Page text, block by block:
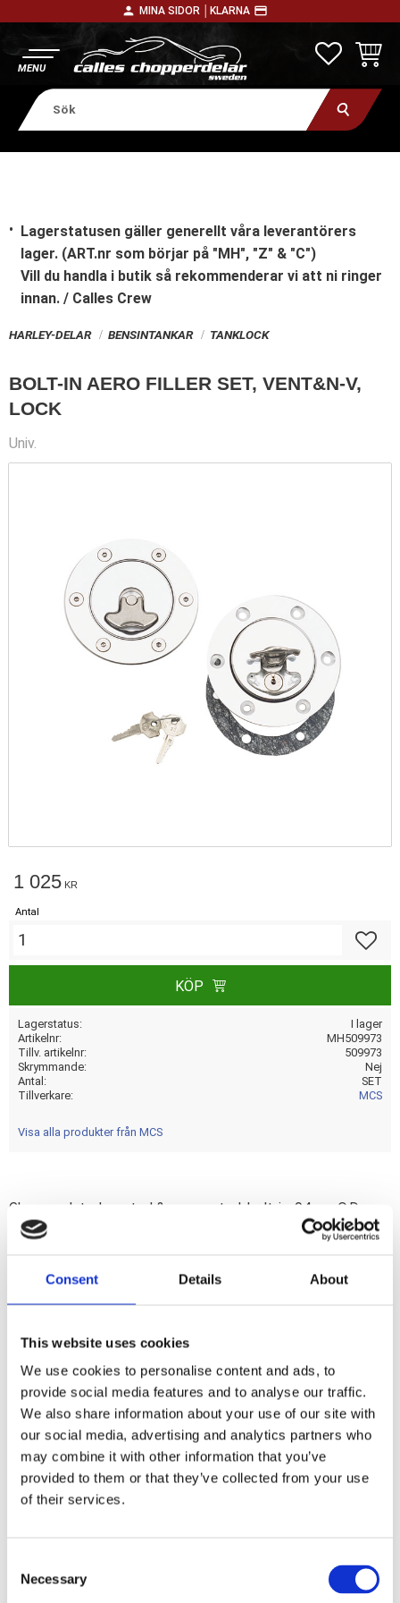
Consent Details About
This website uses cookies
We use cookies to personalise content and ads, to
provide social media features and to analyse our traffic.
We also share information about your use of our site with
our social media, advertising and analytics partners who
may combine it with other information that you’ve
provided to them or that they’ve collected from your use
of their services.
Necessary
person MINA SIDOR │ KLARNA payment
Lagerstatusen gäller generellt våra leverantörers
lager. (ART.nr som börjar på "MH", "Z" & "C")
Vill du handla i butik så rekommenderar vi att ni ringer
innan. / Calles Crew
HARLEY-DELAR BENSINTANKAR TANKLOCK
BOLT-IN AERO FILLER SET, VENT&N-V,
LOCK
Univ.
1 025 KR
Antal
KÖP
Lagerstatus
I lager
Artikelnr
MH509973
Tillv. artikelnr
509973
Skrymmande
Nej
Antal
SET
Tillverkare
MCS
Visa alla produkter från MCS
Chrome plated; vented & non-vented; bolt-in; 94mm O.D.;
with lock
Dela med dig
c
b
o
o
k
Omdömen
Du
Bli den första att lämna ett omdöme.